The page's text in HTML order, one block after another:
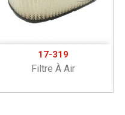
17-319
Filtre À Air